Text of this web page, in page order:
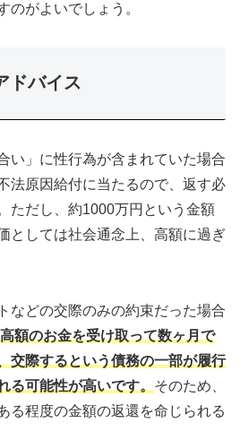
のがよいでしょう。
ドバイス
い」に性行為が含まれていた場合
法原因給付に当たるので、返す必
ただし、約1000万円という金額
としては社会通念上、高額に過ぎ
などの交際のみの約束だった場合
額のお金を受け取って数ヶ月で
交際するという債務の一部が履行
る可能性が高いです。 そのため、
る程度の金額の返還を命じられる